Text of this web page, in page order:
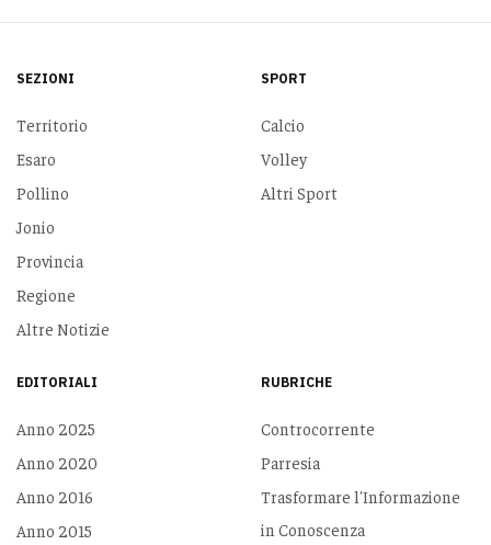
SEZIONI
Territorio
Esaro
Pollino
Jonio
Provincia
Regione
Altre Notizie
SPORT
Calcio
Volley
Altri Sport
EDITORIALI
Anno 2025
Anno 2020
Anno 2016
Anno 2015
RUBRICHE
Controcorrente
Parresia
Trasformare l'Informazione
in Conoscenza